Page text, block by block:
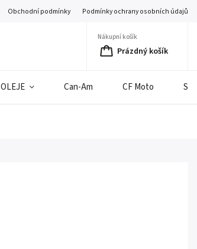
Obchodní podmínky Podmínky ochrany osobních údajů
Nákupní košík
Prázdný košík
OLEJE Can-Am CF Moto